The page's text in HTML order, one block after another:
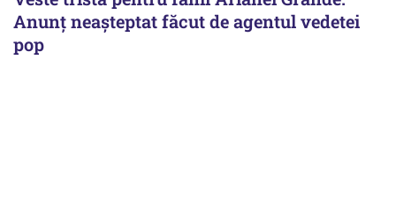
Anunț neașteptat făcut de agentul vedetei
pop